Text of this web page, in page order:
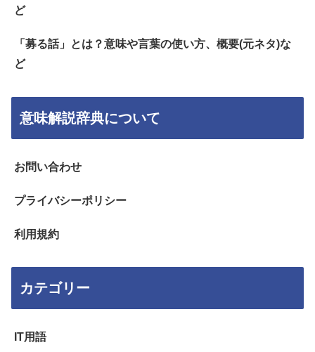
ど
「募る話」とは？意味や言葉の使い方、概要(元ネタ)な
ど
意味解説辞典について
お問い合わせ
プライバシーポリシー
利用規約
カテゴリー
IT用語